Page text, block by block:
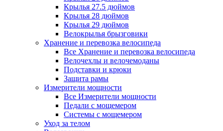
Крылья 27.5 дюймов
Крылья 28 дюймов
Крылья 29 дюймов
Велокрылья брызговики
Хранение и перевозка велосипеда
Все Хранение и перевозка велосипеда
Велочехлы и велочемоданы
Подставки и крюки
Защита рамы
Измерители мощности
Все Измерители мощности
Педали с мощемером
Системы с мощемером
Уход за телом